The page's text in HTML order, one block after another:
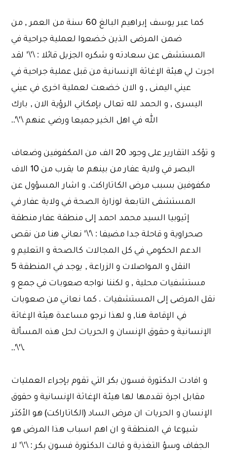
كما عبر يوسف إبراهيم البالغ 60 سنة من العمر , من
ضمن المرضى الذين خضعوا لعملية جراحية في
المستشفى عن سعادته و شكره الجزيل قائلا : \'\' لقد
اجرت لي هيئة الإغاثة الإنسانية من قبل عملية جراحية في
عيني اليمنى , و الان خضعت لعملية اخرى في عيني
اليسرى , و الحمد لله تعالى بإمكاني الرؤية الان , بارك
الله في اهل الخير جميعا ورضي عنهم \'\'..
و تؤكد التقارير على وجود 20 الف من المكفوفين وضعاف
البصر في ولاية عفار من بينهم ما يقرب من 10 الاف
مكفوفين بسبب مرض الكاتاراكت. و اشار المسؤول عن
المستشفى التابعة لوزارة الصحة في ولاية عفار في
إثيوبيا السيد محمد احمد إلى منطقة عفار منطقة
صحراوية و قاحلة جدا مضيفا : \'\' نعاني هنا من نقص
الدعم الحكومي في كل المجالات كالصحة و التعليم و
النقل و المواصلات و الزراعة , يوجد في المنطقة 5
مستشفيات محلية , و لكننا نواجه صعوبات في جمع و
نقل المرضى إلى المستشفيات . كما نعاني من صعوبات
في الإقامة هنا, و لهذا نرجو مساعدة هيئة الإغاثة
الإنسانية و حقوق الإنسان و الحريات لحل هذه المسألة
.\'\'..
و افادت الدكتورة فسون بكر التي تقوم بإجراء العمليات
مقابل اجرة تقدمها لها هيئة الإغاثة الإنسانية و حقوق
الإنسان و الحريات ان مرض الساد (الكاتاراكت) هو الأكثر
شيوعا في المنطقة و ان اهم اسباب هذا المرض هو
الجفاف وسؤ التغذية و قالت الدكتورة فسون بكر : \'\' لا